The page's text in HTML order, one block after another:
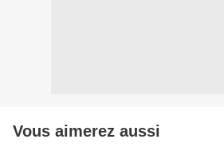
Vous aimerez aussi